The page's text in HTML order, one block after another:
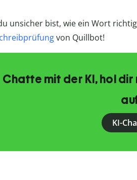
unsicher bist, wie ein Wort
von Quillbot!
Chatte mit der KI, hol
KI-